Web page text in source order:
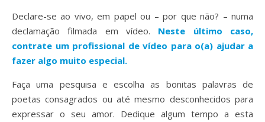
Declare-se ao vivo, em papel ou – por que não? – numa
declamação filmada em vídeo. Neste último caso,
contrate um profissional de vídeo para o(a) ajudar a
fazer algo muito especial.
Faça uma pesquisa e escolha as bonitas palavras de
poetas consagrados ou até mesmo desconhecidos para
expressar o seu amor. Dedique algum tempo a esta